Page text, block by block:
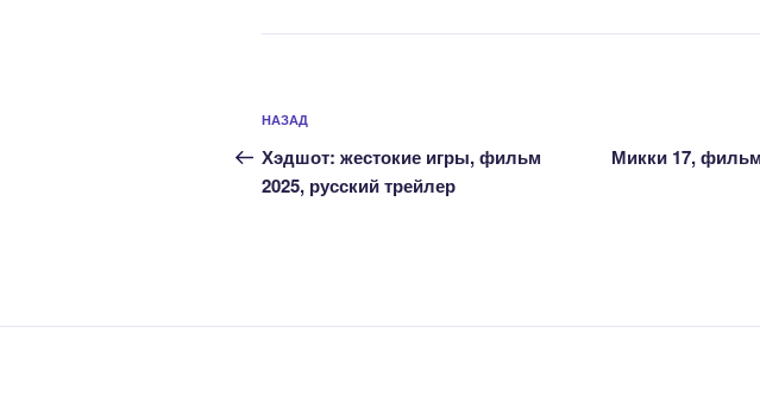
Навигация
по
записям
Предыдущая
запись:
НАЗАД
Хэдшот: жестокие игры, фильм
2025, русский трейлер
Микки 17,